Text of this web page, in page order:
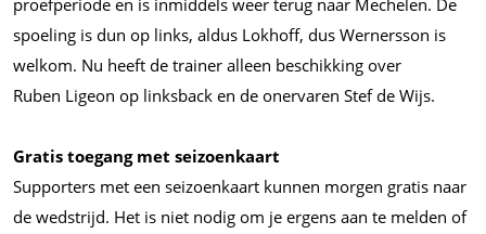
spoeling is dun op links, aldus Lokhoff, dus Wernersson is
welkom. Nu heeft de trainer alleen beschikking over
Ruben Ligeon op linksback en de onervaren Stef de Wijs.
Gratis toegang met seizoenkaart
Supporters met een seizoenkaart kunnen morgen gratis naar
de wedstrijd. Het is niet nodig om je ergens aan te melden of